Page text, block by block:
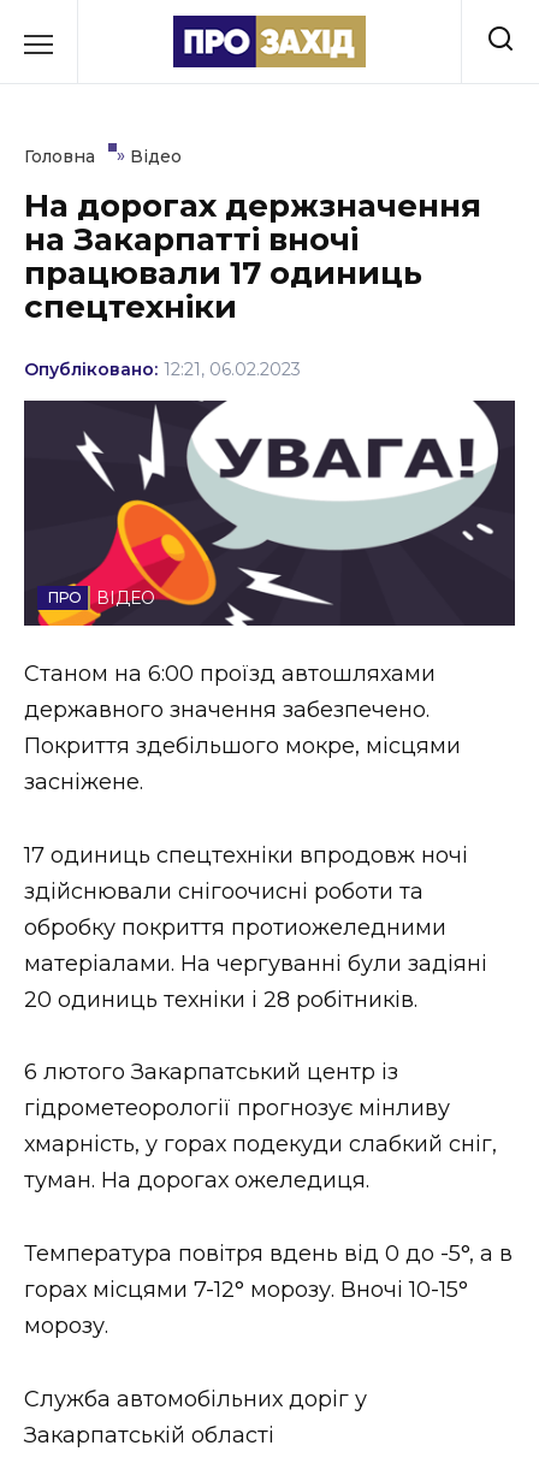
до
Культура
Освіта
Політика
Соціум
Стиль життя
Втрачений Ужгород
Втрачений Ужгород (відеоверсія)
ЗАКАРПАТСЬКІ НОВИНИ
НОВИНИ ЗАХІДНОЇ УКРАЇНИ
ФОТО
Головна » Відео
На дорогах держзначення
на Закарпатті вночі
працювали 17 одиниць
спецтехніки
Опубліковано: 12:21, 06.02.2023
ВІДЕО
Станом на 6:00 проїзд автошляхами
державного значення забезпечено.
Покриття здебільшого мокре, місцями
засніжене.
17 одиниць спецтехніки впродовж ночі
здійснювали снігоочисні роботи та
обробку покриття протиожеледними
матеріалами. На чергуванні були задіяні
20 одиниць техніки і 28 робітників.
6 лютого Закарпатський центр із
гідрометеорології прогнозує мінливу
хмарність, у горах подекуди слабкий сніг,
туман. На дорогах ожеледиця.
Температура повітря вдень від 0 до -5°, а в
горах місцями 7-12° морозу. Вночі 10-15°
морозу.
Служба автомобільних доріг у
Закарпатській області